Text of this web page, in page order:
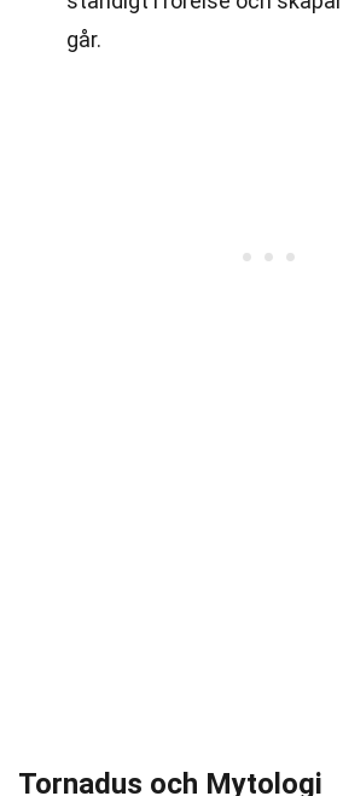
går.
Tornadus och Mytologi